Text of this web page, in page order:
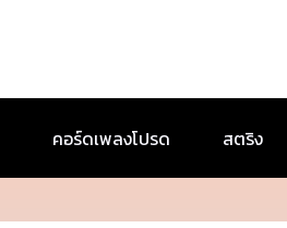
คอร์ดเพลงโปรด สตริง